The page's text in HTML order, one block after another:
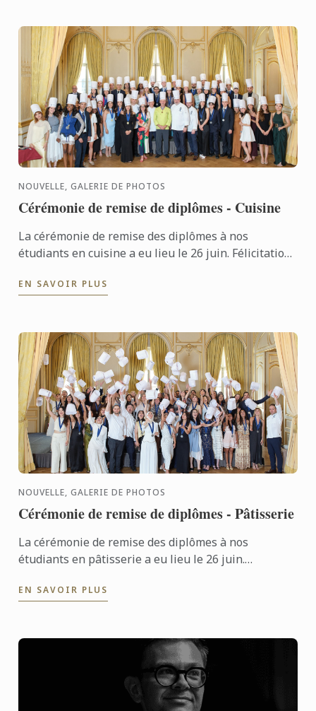
NOUVELLE, GALERIE DE PHOTOS
Cérémonie de remise de diplômes - Cuisine
La cérémonie de remise des diplômes à nos
étudiants en cuisine a eu lieu le 26 juin. Félicitations
EN SAVOIR PLUS
NOUVELLE, GALERIE DE PHOTOS
Cérémonie de remise de diplômes - Pâtisserie
La cérémonie de remise des diplômes à nos
étudiants en pâtisserie a eu lieu le 26 juin.
bien mérité !
EN SAVOIR PLUS